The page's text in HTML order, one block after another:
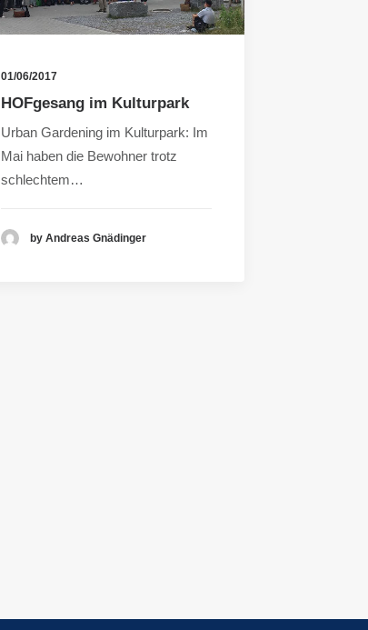
01/06/2017
HOFgesang im Kulturpark
Urban Gardening im Kulturpark: Im
Mai haben die Bewohner trotz
schlechtem…
by Andreas Gnädinger